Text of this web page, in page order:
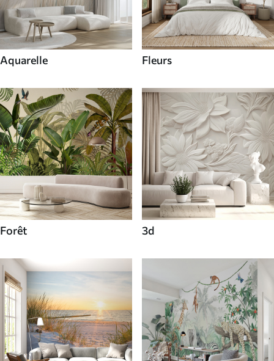
Aquarelle Fleurs
Forêt 3d